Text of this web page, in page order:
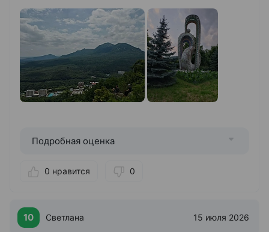
Подробная оценка
0 нравится 0
10 Светлана 15 июля 2026